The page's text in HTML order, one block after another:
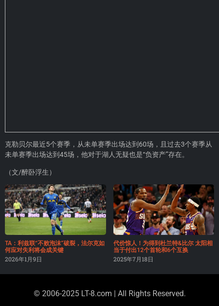
克勒贝尔最近5个赛季，从未单赛季出场达到60场，且过去3个赛季从
未单赛季出场达到45场，他对于湖人无疑也是“负资产”存在。
（文/醉卧浮生）
TA：利兹联“不败泡沫”破裂，法尔克如
何应对失利将会成关键
2026年1月9日
代价惊人！为得到杜兰特&比尔 太阳相
当于付出12个首轮和6个互换
2025年7月18日
© 2006-2025 LT-8.com | All Rights Reserved.